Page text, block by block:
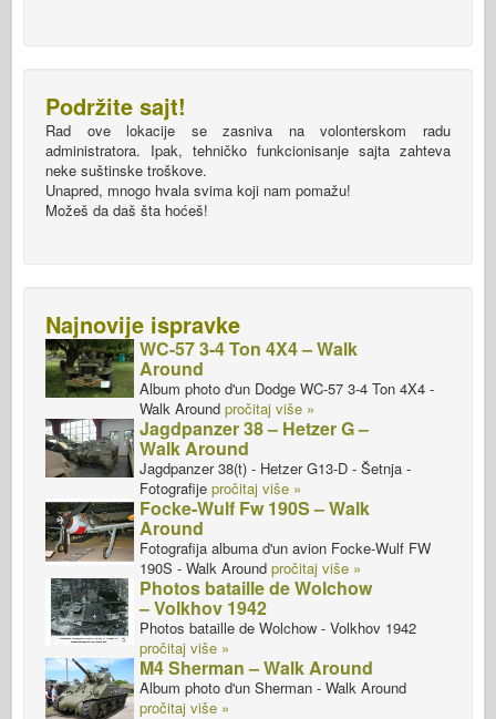
Podržite sajt!
Rad ove lokacije se zasniva na volonterskom radu
administratora. Ipak, tehničko funkcionisanje sajta zahteva
neke suštinske troškove.
Unapred, mnogo hvala svima koji nam pomažu!
Možeš da daš šta hoćeš!
Najnovije ispravke
WC-57 3-4 Ton 4X4 – Walk
Around
Album photo d'un Dodge WC-57 3-4 Ton 4X4 -
Walk Around pročitaj više »
Jagdpanzer 38 – Hetzer G –
Walk Around
Jagdpanzer 38(t) - Hetzer G13-D - Šetnja -
Fotografije pročitaj više »
Focke-Wulf Fw 190S – Walk
Around
Fotografija albuma d'un avion Focke-Wulf FW
190S - Walk Around pročitaj više »
Photos bataille de Wolchow
– Volkhov 1942
Photos bataille de Wolchow - Volkhov 1942
pročitaj više »
M4 Sherman – Walk Around
Album photo d'un Sherman - Walk Around
pročitaj više »